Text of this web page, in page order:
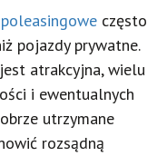
często
pojazdy prywatne.
atrakcyjna, wielu
i ewentualnych
utrzymane
rozsądną